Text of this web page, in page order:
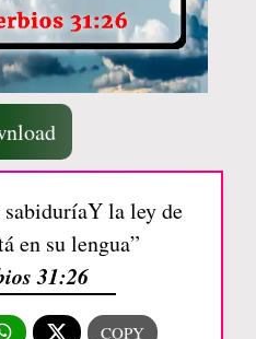
sabiduríaY la ley de
en su lengua”
31:26